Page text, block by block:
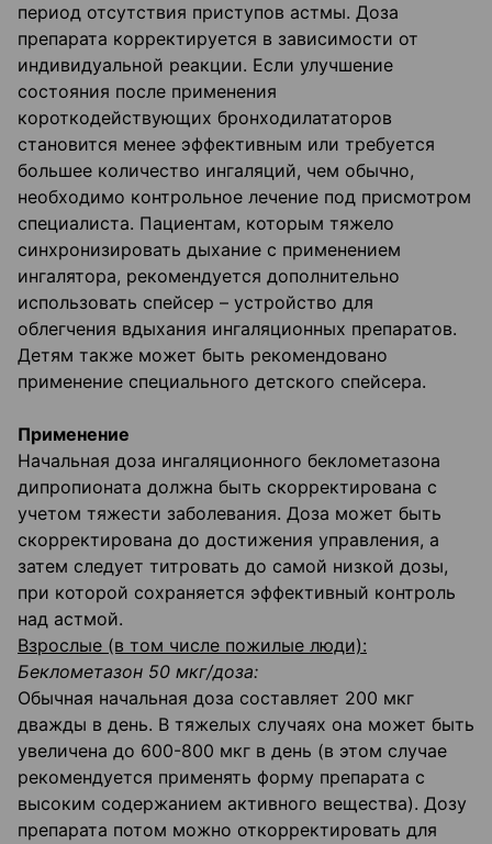
период отсутствия приступов астмы. Доза
препарата корректируется в зависимости от
индивидуальной реакции. Если улучшение
состояния после применения
короткодействующих бронходилататоров
становится менее эффективным или требуется
большее количество ингаляций, чем обычно,
необходимо контрольное лечение под присмотром
специалиста. Пациентам, которым тяжело
синхронизировать дыхание с применением
ингалятора, рекомендуется дополнительно
использовать спейсер – устройство для
облегчения вдыхания ингаляционных препаратов.
Детям также может быть рекомендовано
применение специального детского спейсера.
Применение
Начальная доза ингаляционного беклометазона
дипропионата должна быть скорректирована с
учетом тяжести заболевания. Доза может быть
скорректирована до достижения управления, а
затем следует титровать до самой низкой дозы,
при которой сохраняется эффективный контроль
над астмой.
Взрослые (в том числе пожилые люди):
Беклометазон 50 мкг/доза:
Обычная начальная доза составляет 200 мкг
дважды в день. В тяжелых случаях она может быть
увеличена до 600-800 мкг в день (в этом случае
рекомендуется применять форму препарата с
высоким содержанием активного вещества). Дозу
препарата потом можно откорректировать для